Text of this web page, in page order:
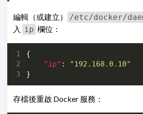
編輯（或建立） /etc/docker/
入 ip 欄位：
{
"ip" :
"192.168.0.10"
}
存檔後重啟 Docker 服務：